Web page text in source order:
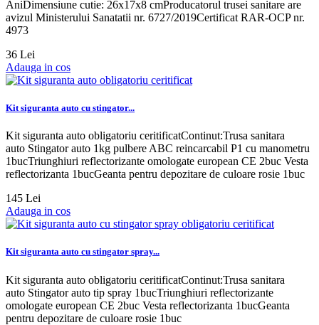
AniDimensiune cutie: 26x17x8 cmProducatorul trusei sanitare are
avizul Ministerului Sanatatii nr. 6727/2019Certificat RAR-OCP nr.
4973
36 Lei
Adauga in cos
Kit siguranta auto cu stingator...
Kit siguranta auto obligatoriu ceritificatContinut:Trusa sanitara
auto Stingator auto 1kg pulbere ABC reincarcabil P1 cu manometru
1bucTriunghiuri reflectorizante omologate european CE 2buc Vesta
reflectorizanta 1bucGeanta pentru depozitare de culoare rosie 1buc
145 Lei
Adauga in cos
Kit siguranta auto cu stingator spray...
Kit siguranta auto obligatoriu ceritificatContinut:Trusa sanitara
auto Stingator auto tip spray 1bucTriunghiuri reflectorizante
omologate european CE 2buc Vesta reflectorizanta 1bucGeanta
pentru depozitare de culoare rosie 1buc